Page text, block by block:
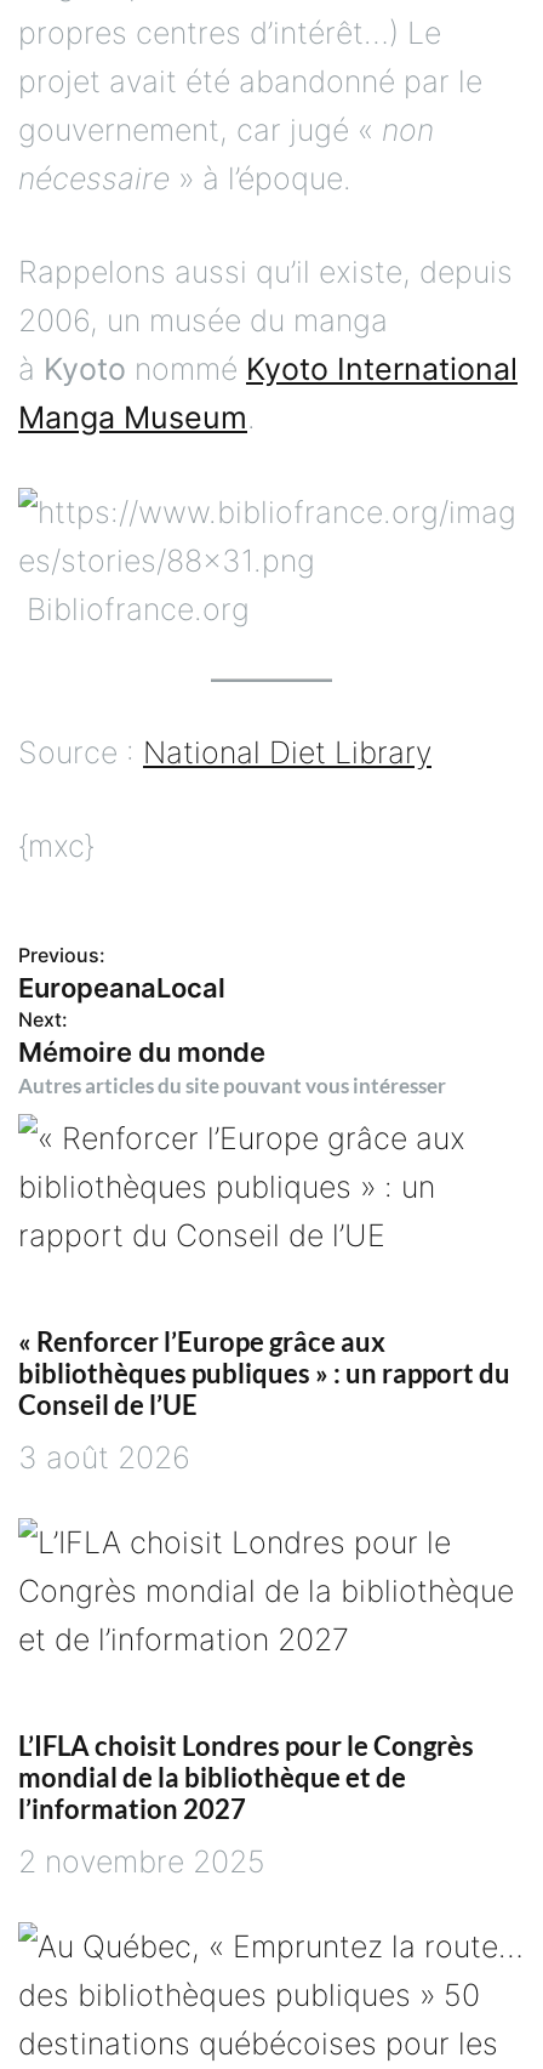
propres centres d’intérêt…) Le
projet avait été abandonné par le
gouvernement, car jugé « non
nécessaire » à l’époque.
Rappelons aussi qu’il existe, depuis
2006, un musée du manga
à Kyoto nommé Kyoto International
Manga Museum.
Bibliofrance.org
Source : National Diet Library
{mxc}
N
a
v
g
t
i
o
n
d
e
l
’
a
r
t
i
Previous:
EuropeanaLocal
Next:
Mémoire du monde
Autres articles du site pouvant vous intéresser
« Renforcer l’Europe grâce aux
bibliothèques publiques » : un rapport du
Conseil de l’UE
3 août 2026
L’IFLA choisit Londres pour le Congrès
mondial de la bibliothèque et de
l’information 2027
2 novembre 2025